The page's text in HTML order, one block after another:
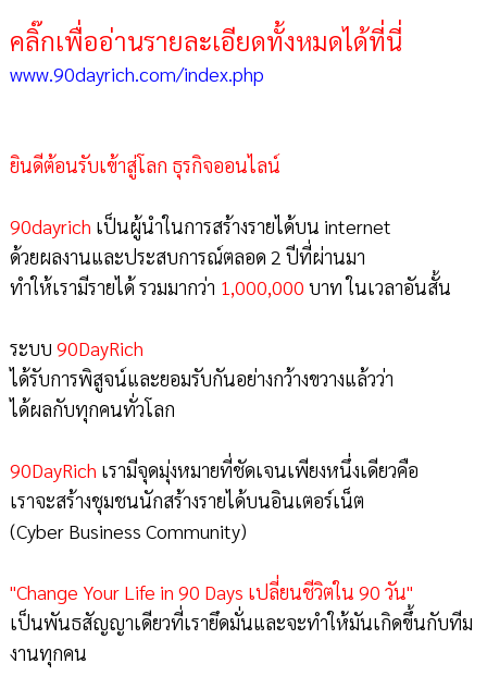
คลิ๊กเพื่ออ่านรายละเอียดทั้งหมดได้ที่นี่
www.90dayrich.com/index.php
ยินดีต้อนรับเข้าสู่โลก ธุรกิจออนไลน์
90dayrich เป็นผู้นำในการสร้างรายได้บน internet
ด้วยผลงานและประสบการณ์ตลอด 2 ปีที่ผ่านมา
ทำให้เรามีรายได้ รวมมากว่า 1,000,000 บาท ในเวลาอันสั้น
ระบบ 90DayRich
ได้รับการพิสูจน์และยอมรับกันอย่างกว้างขวางแล้วว่า
ได้ผลกับทุกคนทั่วโลก
90DayRich เรามีจุดมุ่งหมายที่ชัดเจนเพียงหนึ่งเดียวคือ
เราจะสร้างชุมชนนักสร้างรายได้บนอินเตอร์เน็ต
(Cyber Business Community)
"Change Your Life in 90 Days เปลี่ยนชีวิตใน 90 วัน"
เป็นพันธสัญญาเดียวที่เรายึดมั่นและจะทำให้มันเกิดขึ้นกับทีม
งานทุกคน